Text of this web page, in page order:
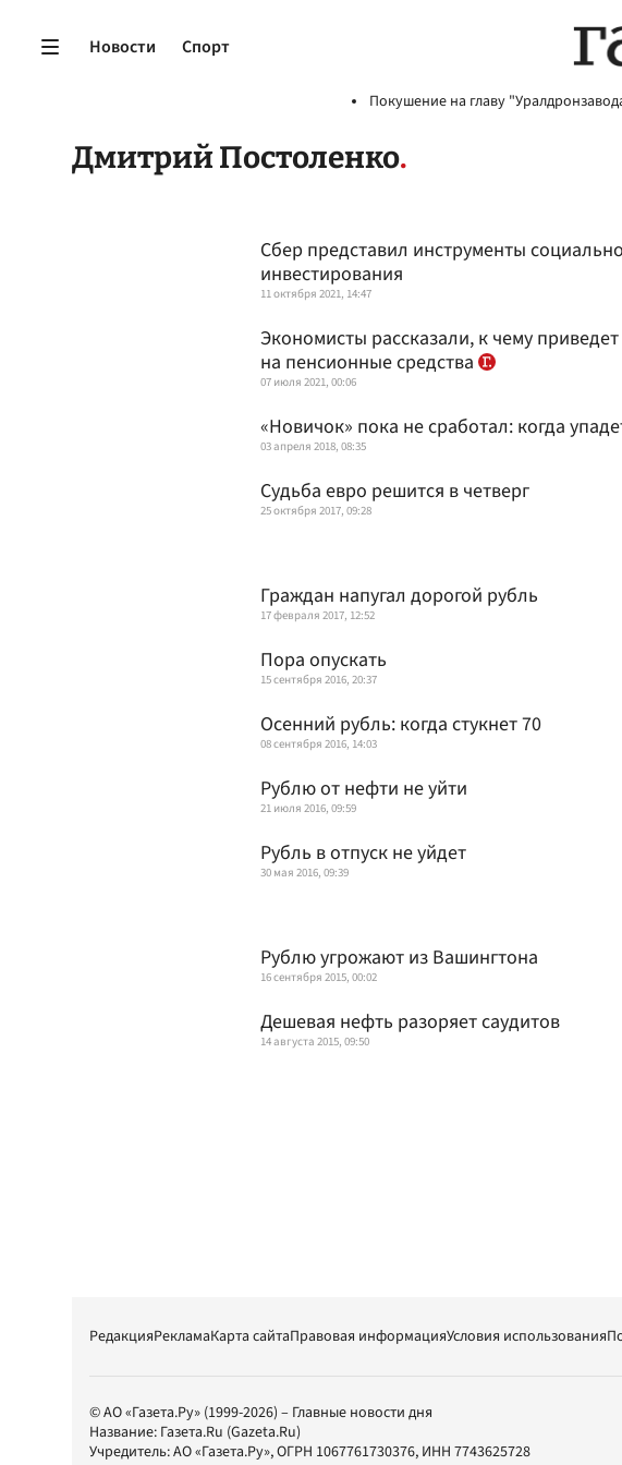
Новости Спорт
Покушение на главу
Дмитрий Постоленко
Сбер представил инструменты
инвестирования
11 октября 2021, 14:47
Экономисты рассказали, к чему
на пенсионные средства
07 июля 2021, 00:06
«Новичок» пока не сработал: когда
03 апреля 2018, 08:35
Судьба евро решится в четверг
25 октября 2017, 09:28
Граждан напугал дорогой рубль
17 февраля 2017, 12:52
Пора опускать
15 сентября 2016, 20:37
Осенний рубль: когда стукнет 70
08 сентября 2016, 14:03
Рублю от нефти не уйти
21 июля 2016, 09:59
Рубль в отпуск не уйдет
30 мая 2016, 09:39
Рублю угрожают из Вашингтона
16 сентября 2015, 00:02
Дешевая нефть разоряет саудитов
14 августа 2015, 09:50
РедакцияРекламаКарта сайтаПравовая информацияУсловия использования
© АО «Газета.Ру» (1999-2026) – Главные новости дня
Название: Газета.Ru (Gazeta.Ru)
Учредитель:АО «Газета.Ру», ОГРН 1067761730376, ИНН 7743625728